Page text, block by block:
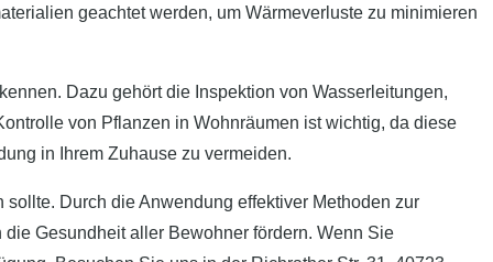
geachtet werden, um Wärmeverluste zu minimieren
Dazu gehört die Inspektion von Wasserleitungen,
von Pflanzen in Wohnräumen ist wichtig, da diese
in Ihrem Zuhause zu vermeiden.
Durch die Anwendung effektiver Methoden zur
Gesundheit aller Bewohner fördern. Wenn Sie